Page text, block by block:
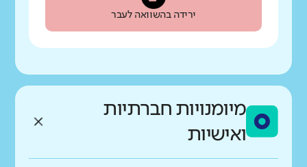
ירידה בהשוואה לעבר
מיומנויות חברתיות
ואישיות